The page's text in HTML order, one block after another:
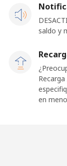
saldo y
en